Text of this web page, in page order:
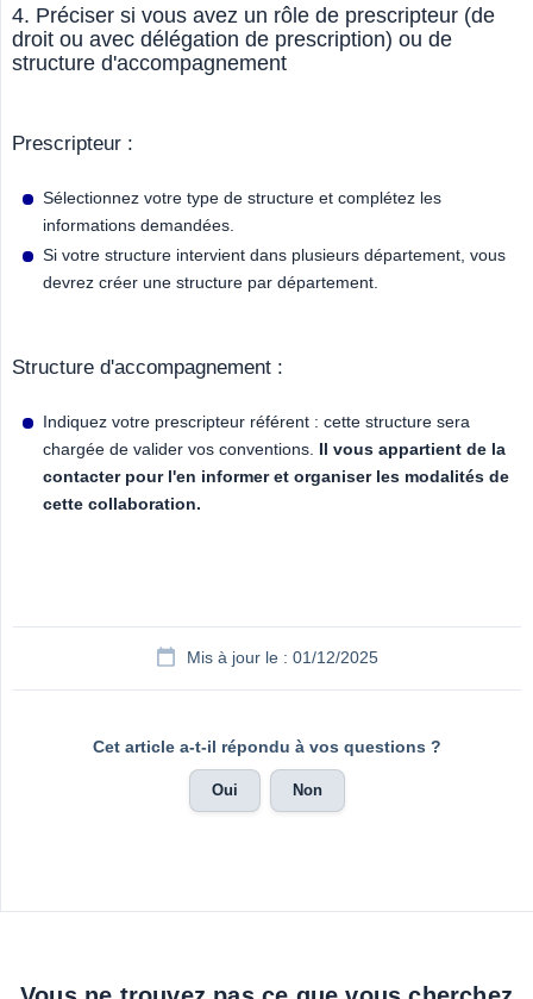
4. Préciser si vous avez un rôle de prescripteur (de
droit ou avec délégation de prescription) ou de
structure d'accompagnement
Prescripteur :
Sélectionnez votre type de structure et complétez les
informations demandées.
Si votre structure intervient dans plusieurs département, vous
devrez créer une structure par département.
Structure d'accompagnement :
Indiquez votre prescripteur référent : cette structure sera
chargée de valider vos conventions. Il vous appartient de la
contacter pour l'en informer et organiser les modalités de
cette collaboration.
Mis à jour le : 01/12/2025
Cet article a-t-il répondu à vos questions ?
Oui Non